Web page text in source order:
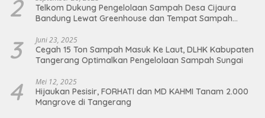
2
Telkom Dukung Pengelolaan Sampah Desa Cijaura
Bandung Lewat Greenhouse dan Tempat Sampah
3 Juni 23, 2025
Cegah 15 Ton Sampah Masuk Ke Laut, DLHK Kabupaten
Tangerang Optimalkan Pengelolaan Sampah Sungai
4 Mei 12, 2025
Hijaukan Pesisir, FORHATI dan MD KAHMI Tanam 2.000
Mangrove di Tangerang